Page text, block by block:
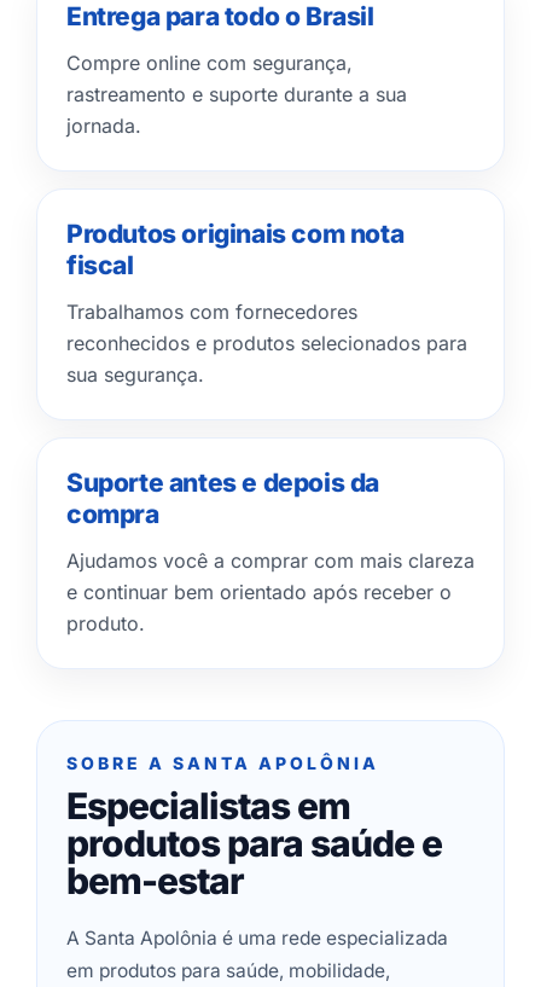
Entrega para todo o Brasil
Compre online com segurança,
rastreamento e suporte durante a sua
jornada.
Produtos originais com nota
fiscal
Trabalhamos com fornecedores
reconhecidos e produtos selecionados para
sua segurança.
Suporte antes e depois da
compra
Ajudamos você a comprar com mais clareza
e continuar bem orientado após receber o
produto.
SOBRE A SANTA APOLÔNIA
Especialistas em
produtos para saúde e
bem-estar
A Santa Apolônia é uma rede especializada
em produtos para saúde, mobilidade,